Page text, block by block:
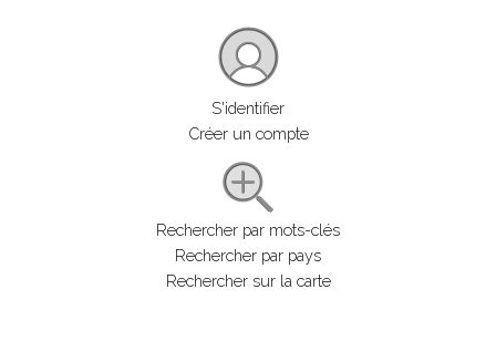
S'identifier
Créer un compte
Rechercher par mots-clés
Rechercher par pays
Rechercher sur la carte